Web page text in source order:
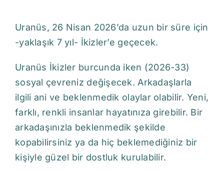
Uranüs, 26 Nisan 2026’da uzun bir süre için
-yaklaşık 7 yıl- İkizler’e geçecek.
Uranüs İkizler burcunda iken (2026-33)
sosyal çevreniz değişecek. Arkadaşlarla
ilgili ani ve beklenmedik olaylar olabilir. Yeni,
farklı, renkli insanlar hayatınıza girebilir. Bir
arkadaşınızla beklenmedik şekilde
kopabilirsiniz ya da hiç beklemediğiniz bir
kişiyle güzel bir dostluk kurulabilir.